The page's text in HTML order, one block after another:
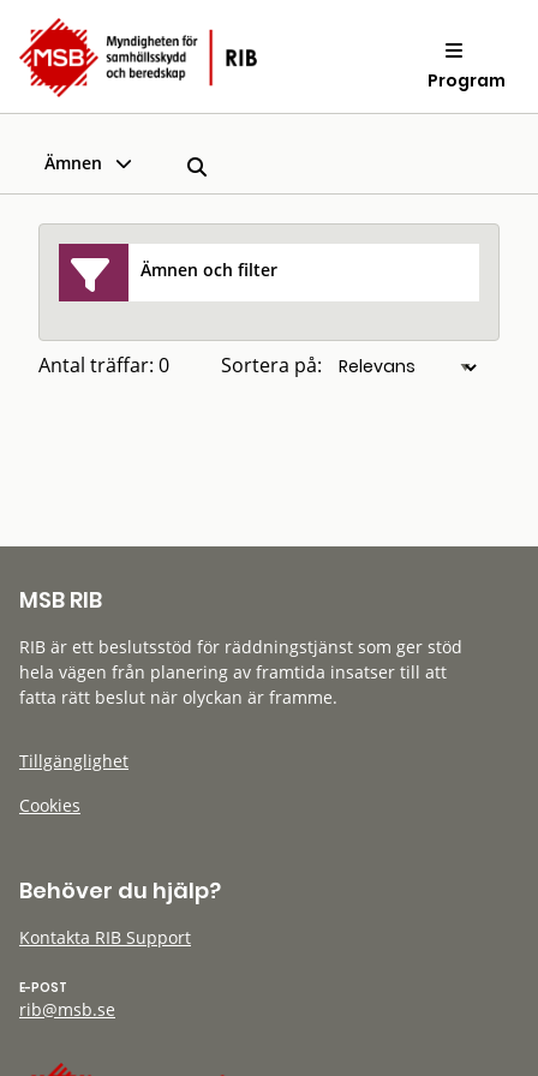
Program
Ämnen
Ämnen och filter
Antal träffar: 0 Sortera på:
MSB RIB
RIB är ett beslutsstöd för räddningstjänst som ger stöd
hela vägen från planering av framtida insatser till att
fatta rätt beslut när olyckan är framme.
Tillgänglighet
Cookies
Behöver du hjälp?
Kontakta RIB Support
E-POST
rib@msb.se